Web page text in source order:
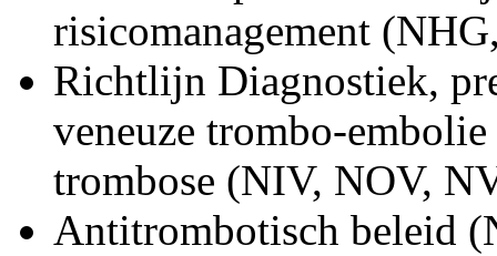
risicomanagement
Richtlijn Diagnostiek,
veneuze trombo-
trombose (NIV, NOV,
Antitrombotisch beleid